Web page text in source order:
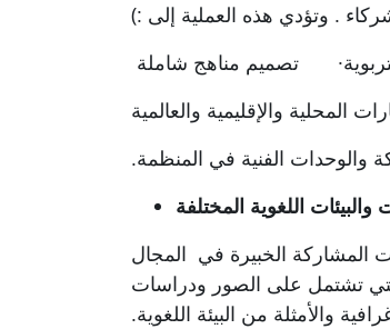
. وتؤدي هذه العملية إلى (:
· تصميم مناهج شاملة
المحلية والإقليمية والعالمية
والوحدات الفنية في المنظمة.
اللغوية المختلفة
المشاركة الخبيرة في المجال
تشتمل على الصور ودراسات
والأمثلة من البيئة اللغوية.